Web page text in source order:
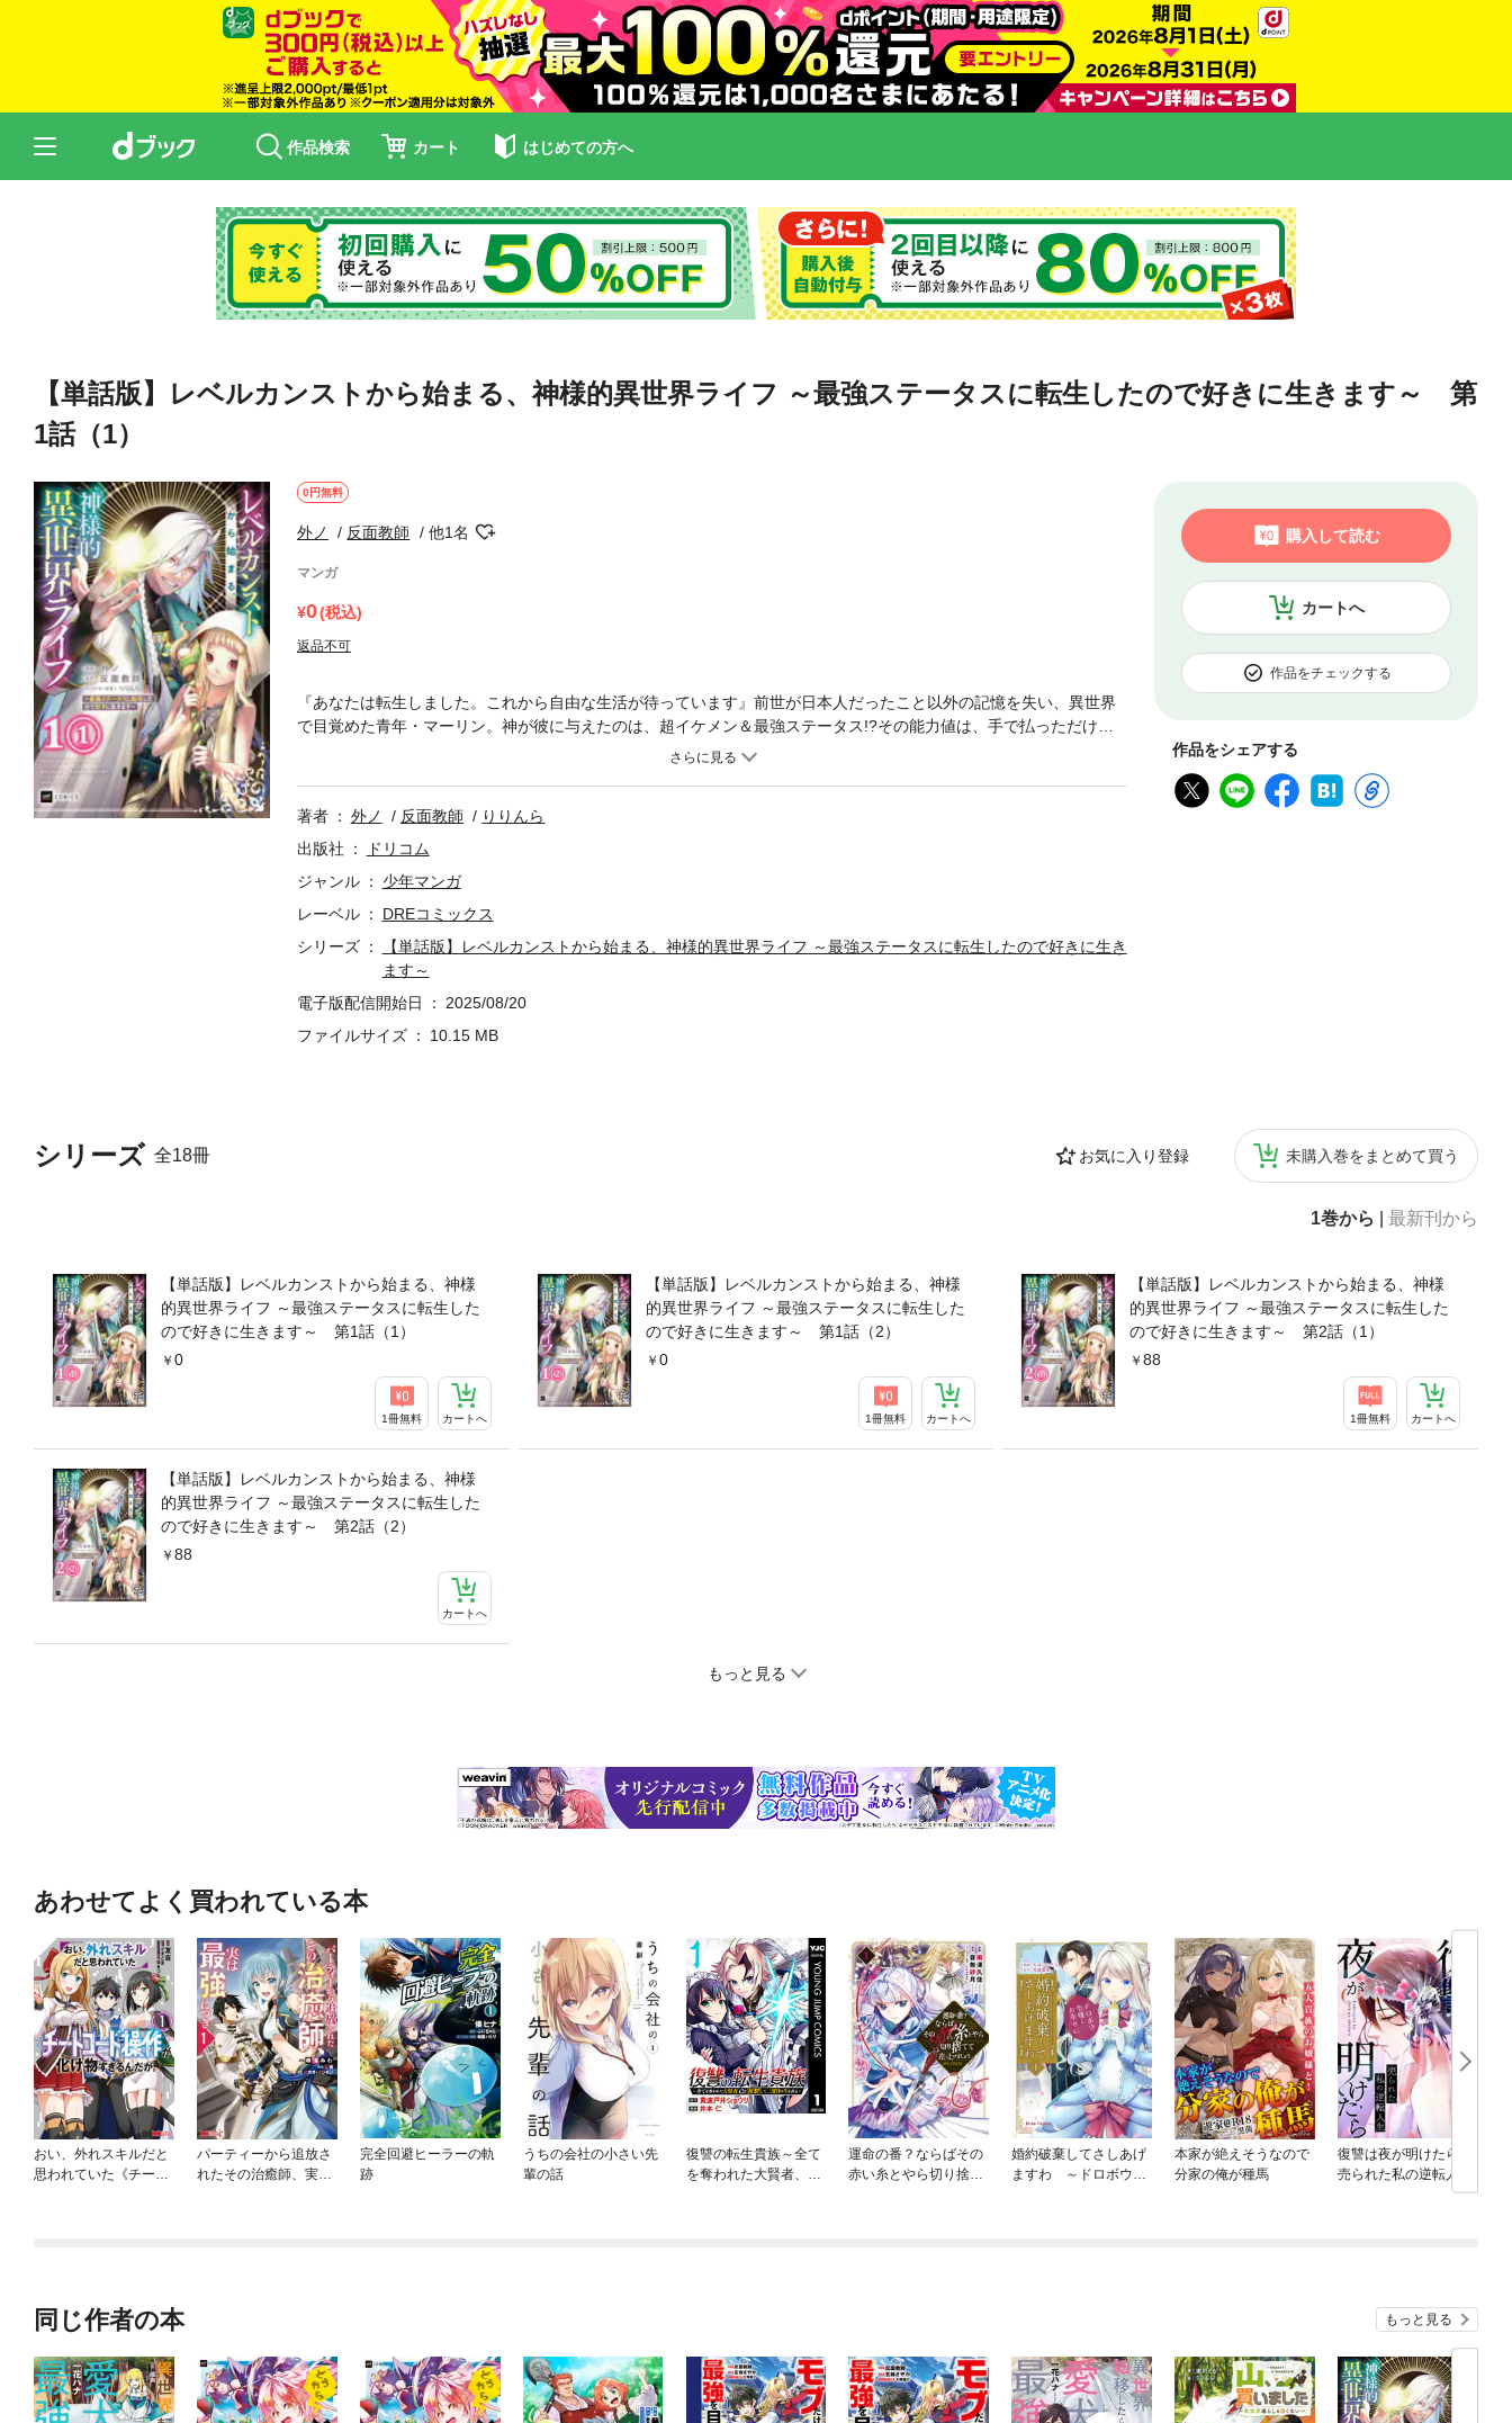
作品検索 カート はじめての方へ
【単話版】レベルカンストから始まる、神様的異世界ライフ ～最強ステータスに転生したので好きに生きます～ 第
1話（1）
0円無料
外ノ 反面教師 他1名
マンガ
0(税込)
返品不可
カートへ
購入して読む
作品をチェックする
作品をシェアする
シリーズ 全18冊 お気に入り登録 未購入巻をまとめて買う
1巻から 最新刊から
【単話版】レベルカンストから始まる、神様
的異世界ライフ ～最強ステータスに転生した
ので好きに生きます～ 第1話（1）
0
1冊無料 カートへ
【単話版】レベルカンストから始まる、神様
的異世界ライフ ～最強ステータスに転生した
ので好きに生きます～ 第1話（2）
0
1冊無料 カートへ
【単話版】レベルカンストから始まる、神様
的異世界ライフ ～最強ステータスに転生した
ので好きに生きます～ 第2話（1）
88
1冊無料 カートへ
【単話版】レベルカンストから始まる、神様
的異世界ライフ ～最強ステータスに転生した
ので好きに生きます～ 第2話（2）
88
カートへ
もっと見る
『あなたは転生しました。これから自由な生活が待っています』前世が日本人だったこと以外の記憶を失い、異世界
で目覚めた青年・マーリン。神が彼に与えたのは、超イケメン＆最強ステータス!?その能力値は、手で払っただけで
地面は崩壊し、指で触るだけで人を吹っ飛ばしてしまうという無茶苦茶っぷりで……!?しかも偶然出会ったエルフの
入にご注意ください。
著者 外ノ 反面教師
りりんら
出版社
ドリコム
ジャンル
少年マンガ
レーベル
DREコミックス
シリーズ
【単話版】レベルカンストから始まる、神様的異世界ライフ ～最強ステータスに転生したので好きに生き
ます～
電子版配信開始日
2025/08/20
ファイルサイズ
10.15 MB
あわせてよく買われている本
おい、外れスキルだと
思われていた《チート
パーティーから追放さ
れたその治癒師、実は
完全回避ヒーラーの軌
跡
うちの会社の小さい先
輩の話
復讐の転生貴族～全て
を奪われた大賢者、己
運命の番？ならばその
赤い糸とやら切り捨て
婚約破棄してさしあげ
ますわ ～ドロボウ令
本家が絶えそうなので
分家の俺が種馬
復讐は夜が明けたら～
売られた私の逆転人生
同じ作者の本 もっと見る